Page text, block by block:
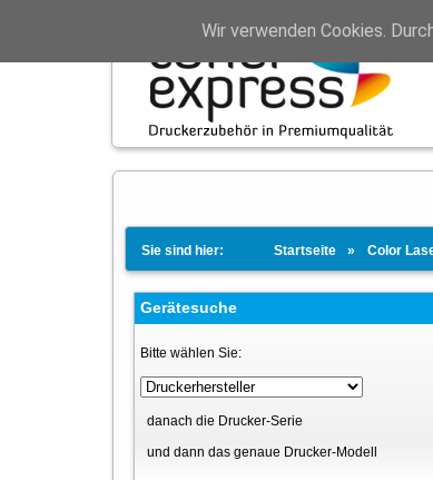
Sie sind hier: Startseite Color
Gerätesuche
Bitte wählen Sie:
danach die Drucker-Serie
und dann das genaue Drucker-Modell
Wir verwenden Cookies.